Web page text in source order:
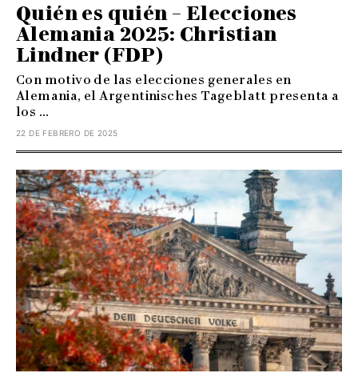
Quién es quién – Elecciones
Alemania 2025: Christian
Lindner (FDP)
Con motivo de las elecciones generales en
Alemania, el Argentinisches Tageblatt presenta a
los ...
22 DE FEBRERO DE 2025